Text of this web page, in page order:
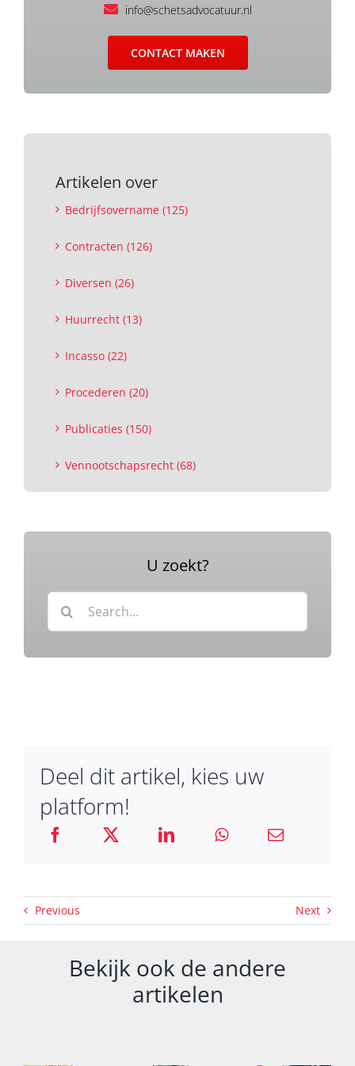
info@schetsadvocatuur.nl
CONTACT MAKEN
Artikelen over
Bedrijfsovername (125)
Contracten (126)
Diversen (26)
Huurrecht (13)
Incasso (22)
Procederen (20)
Publicaties (150)
Vennootschapsrecht (68)
U zoekt?
naar:
Deel dit artikel, kies uw
platform!
Previous Next
Bekijk ook de andere
artikelen